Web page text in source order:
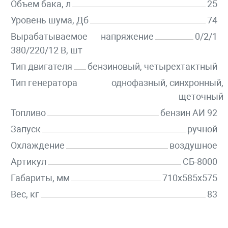
Объем бака, л
25
Уровень шума, Дб
74
Вырабатываемое напряжение
380/220/12 В, шт
0/2/1
Тип двигателя
бензиновый, четырехтактный
Тип генератора
однофазный, синхронный,
щеточный
Топливо
бензин АИ 92
Запуск
ручной
Охлаждение
воздушное
Артикул
СБ-8000
Габариты, мм
710х585x575
Вес, кг
83